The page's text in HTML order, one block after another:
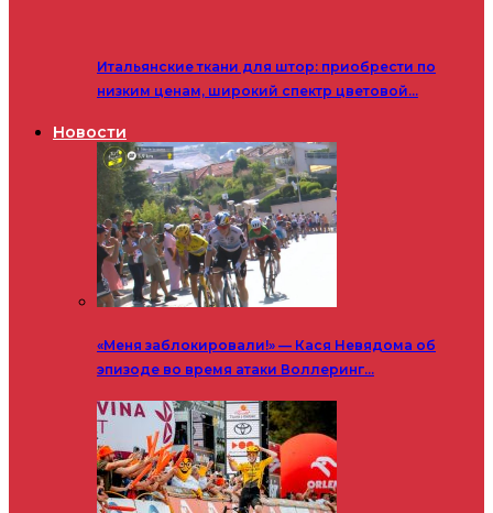
Итальянские ткани для штор: приобрести по
низким ценам, широкий спектр цветовой…
Новости
«Меня заблокировали!» — Кася Невядома об
эпизоде во время атаки Воллеринг…